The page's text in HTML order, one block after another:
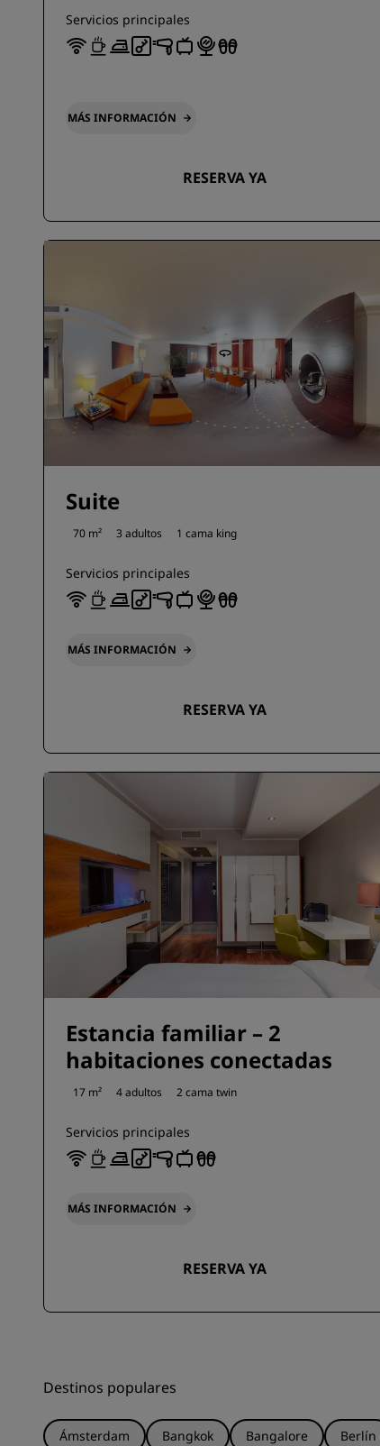
Servicios principales
MÁS INFORMACIÓN
RESERVA YA
Suite
70 m² 3 adultos 1 cama king
Servicios principales
MÁS INFORMACIÓN
RESERVA YA
Estancia familiar – 2
habitaciones conectadas
17 m² 4 adultos 2 cama twin
Servicios principales
MÁS INFORMACIÓN
RESERVA YA
Destinos populares
Ámsterdam Bangkok Bangalore Berlín